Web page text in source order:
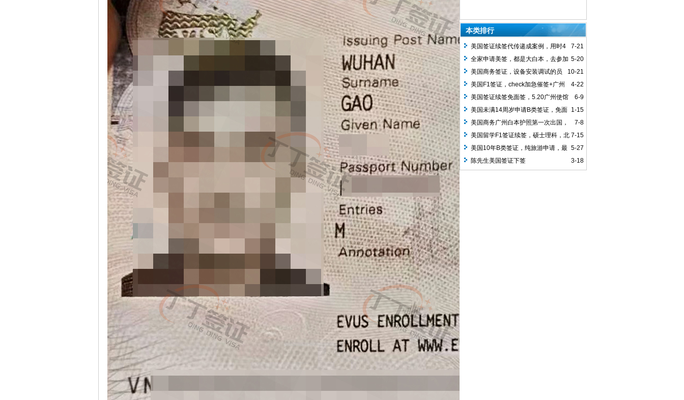
本类排行
7-21
美国签证续签代传递成案例，用时4
周
5-20
全家申请美签，都是大白本，去参加
老大的毕业典礼，十年顺利下签
10-21
美国商务签证，设备安装调试的员
工，白本护照第一次出国，武汉领馆顺利
下签10年多次
4-22
美国F1签证，check加急催签+广州
加急取护照，顺利拿到
6-9
美国签证续签免面签，5.20广州使馆
进，5.30通过，6.4收到护照
1-15
美国未满14周岁申请B类签证，免面
签办理，1周下签，父母其他一方必须持
有有效的美签
7-8
美国商务广州白本护照第一次出国，
敏感专业，行政审查2个月，终于下签1年
多次
7-15
美国留学F1签证续签，硕士理科，北
京使馆顺利拿到
5-27
美国10年B类签证，纯旅游申请，最
近通过率比较高
3-18
陈先生美国签证下签